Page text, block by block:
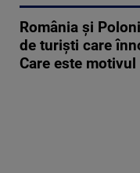
România și
de turiști care
Care este motivul